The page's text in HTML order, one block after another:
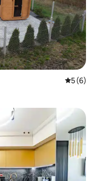
5 (6)